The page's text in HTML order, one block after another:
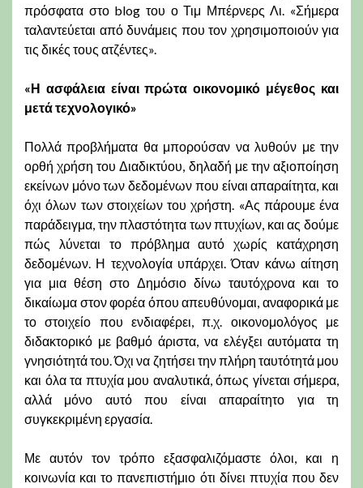
πρόσφατα στο blog του ο Τιμ Μπέρνερς Λι. «Σήμερα
ταλαντεύεται από δυνάμεις που τον χρησιμοποιούν για
τις δικές τους ατζέντες».
«Η ασφάλεια είναι πρώτα οικονομικό μέγεθος και
μετά τεχνολογικό»
Πολλά προβλήματα θα μπορούσαν να λυθούν με την
ορθή χρήση του Διαδικτύου, δηλαδή με την αξιοποίηση
εκείνων μόνο των δεδομένων που είναι απαραίτητα, και
όχι όλων των στοιχείων του χρήστη. «Ας πάρουμε ένα
παράδειγμα, την πλαστότητα των πτυχίων, και ας δούμε
πώς λύνεται το πρόβλημα αυτό χωρίς κατάχρηση
δεδομένων. Η τεχνολογία υπάρχει. Όταν κάνω αίτηση
για μια θέση στο Δημόσιο δίνω ταυτόχρονα και το
δικαίωμα στον φορέα όπου απευθύνομαι, αναφορικά με
το στοιχείο που ενδιαφέρει, π.χ. οικονομολόγος με
διδακτορικό με βαθμό άριστα, να ελέγξει αυτόματα τη
γνησιότητά του. Όχι να ζητήσει την πλήρη ταυτότητά μου
και όλα τα πτυχία μου αναλυτικά, όπως γίνεται σήμερα,
αλλά μόνο αυτό που είναι απαραίτητο για τη
συγκεκριμένη εργασία.
Με αυτόν τον τρόπο εξασφαλιζόμαστε όλοι, και η
κοινωνία και το πανεπιστήμιο ότι δίνει πτυχία που δεν